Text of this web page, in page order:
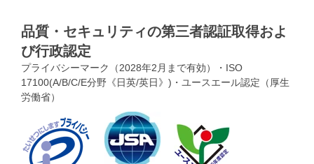
品質・セキュリティの第三者認証取得およ
び行政認定
プライバシーマーク（2028年2月まで有効）・ISO
17100(A/B/C/E分野《日英/英日》)・ユースエール認定（厚生
労働省）